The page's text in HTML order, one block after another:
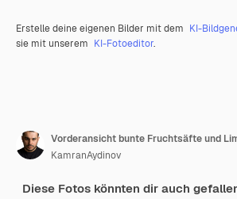
Erstelle deine eigenen Bilder mit dem KI-
sie mit unserem KI-Fotoeditor.
Vorderansicht bunte Fruchtsäfte und
KamranAydinov
Diese Fotos könnten dir auch